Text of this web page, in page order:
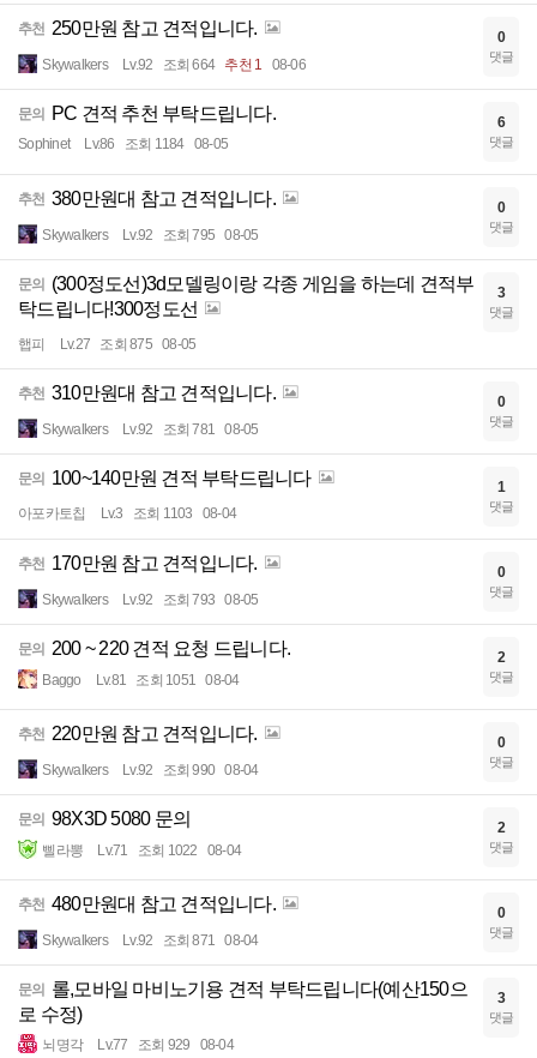
추천 250만원 참고 견적입니다.
Skywalkers Lv.92 조회 664 추천 1 08-06
0
댓글
문의 PC 견적 추천 부탁드립니다.
Sophinet Lv.86 조회 1184 08-05
6
댓글
추천 380만원대 참고 견적입니다.
Skywalkers Lv.92 조회 795 08-05
0
댓글
문의 (300정도선)3d모델링이랑 각종 게임을 하는데 견적부
탁드립니다!300정도선
햅피 Lv.27 조회 875 08-05
3
댓글
추천 310만원대 참고 견적입니다.
Skywalkers Lv.92 조회 781 08-05
0
댓글
문의 100~140만원 견적 부탁드립니다
아포카토칩 Lv.3 조회 1103 08-04
1
댓글
추천 170만원 참고 견적입니다.
Skywalkers Lv.92 조회 793 08-05
0
댓글
문의 200 ~ 220 견적 요청 드립니다.
Baggo Lv.81 조회 1051 08-04
2
댓글
추천 220만원 참고 견적입니다.
Skywalkers Lv.92 조회 990 08-04
0
댓글
문의 98X3D 5080 문의
삘라뽕 Lv.71 조회 1022 08-04
2
댓글
추천 480만원대 참고 견적입니다.
Skywalkers Lv.92 조회 871 08-04
0
댓글
문의 롤,모바일 마비노기용 견적 부탁드립니다(예산150으
로 수정)
뇌명각 Lv.77 조회 929 08-04
3
댓글